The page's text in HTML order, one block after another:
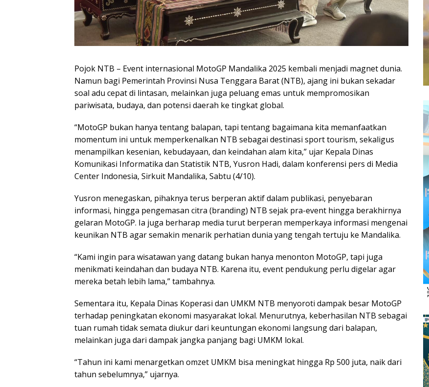
Pojok NTB – Event internasional MotoGP Mandalika 2025 kembali menjadi magnet dunia.
Namun bagi Pemerintah Provinsi Nusa Tenggara Barat (NTB), ajang ini bukan sekadar
soal adu cepat di lintasan, melainkan juga peluang emas untuk mempromosikan
pariwisata, budaya, dan potensi daerah ke tingkat global.
“MotoGP bukan hanya tentang balapan, tapi tentang bagaimana kita memanfaatkan
momentum ini untuk memperkenalkan NTB sebagai destinasi sport tourism, sekaligus
menampilkan kesenian, kebudayaan, dan keindahan alam kita,” ujar Kepala Dinas
Komunikasi Informatika dan Statistik NTB, Yusron Hadi, dalam konferensi pers di Media
Center Indonesia, Sirkuit Mandalika, Sabtu (4/10).
Yusron menegaskan, pihaknya terus berperan aktif dalam publikasi, penyebaran
informasi, hingga pengemasan citra (branding) NTB sejak pra-event hingga berakhirnya
gelaran MotoGP. Ia juga berharap media turut berperan memperkaya informasi mengenai
keunikan NTB agar semakin menarik perhatian dunia yang tengah tertuju ke Mandalika.
“Kami ingin para wisatawan yang datang bukan hanya menonton MotoGP, tapi juga
menikmati keindahan dan budaya NTB. Karena itu, event pendukung perlu digelar agar
mereka betah lebih lama,” tambahnya.
Sementara itu, Kepala Dinas Koperasi dan UMKM NTB menyoroti dampak besar MotoGP
terhadap peningkatan ekonomi masyarakat lokal. Menurutnya, keberhasilan NTB sebagai
tuan rumah tidak semata diukur dari keuntungan ekonomi langsung dari balapan,
melainkan juga dari dampak jangka panjang bagi UMKM lokal.
“Tahun ini kami menargetkan omzet UMKM bisa meningkat hingga Rp 500 juta, naik dari
tahun sebelumnya,” ujarnya.